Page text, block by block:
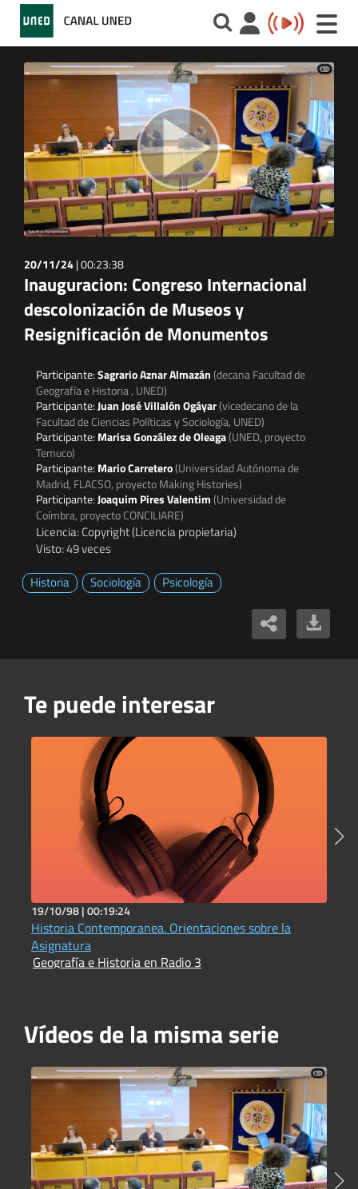
Toggle
20/11/24|00:23:38
Inauguracion: Congreso Internacional
descolonización de Museos y
Resignificación de Monumentos
Participante:Sagrario Aznar Almazán(decana Facultad de
Geografía e Historia , UNED)
Participante:Juan José Villalón Ogáyar(vicedecano de la
Facultad de Ciencias Políticas y Sociología, UNED)
Participante: Marisa González de Oleaga(UNED, proyecto
Temuco)
Participante: Mario Carretero(Universidad Autónoma de
Madrid, FLACSO, proyecto Making Histories)
Participante:Joaquim Pires Valentim(Universidad de
Coímbra, proyecto CONCILIARE)
Licencia: Copyright (Licencia propietaria)
Visto: 49 veces
Historia
Sociología Psicología
Te puede interesar
19/10/98 |00:19:24
Historia Contemporanea. Orientaciones sobre la
Asignatura
Geografía e Historia en Radio 3
Vídeos de la misma serie